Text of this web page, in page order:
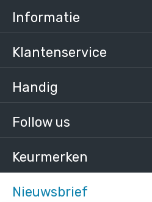
Nieuwsbrief
Follow us
Keurmerken
Informatie
Klantenservice
Handig